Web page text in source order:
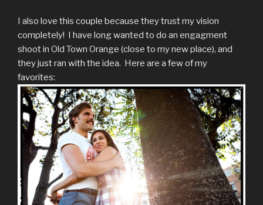
I also love this couple because they trust my vision
completely! I have long wanted to do an engagment
shoot in Old Town Orange (close to my new place), and
they just ran with the idea. Here are a few of my
favorites: